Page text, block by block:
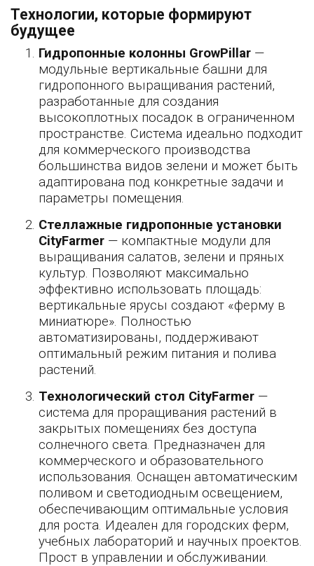
Технологии, которые формируют
будущее
Гидропонные колонны GrowPillar —
модульные вертикальные башни для
гидропонного выращивания растений,
разработанные для создания
высокоплотных посадок в ограниченном
пространстве. Система идеально подходит
для коммерческого производства
большинства видов зелени и может быть
адаптирована под конкретные задачи и
параметры помещения.
Стеллажные гидропонные установки
CityFarmer — компактные модули для
выращивания салатов, зелени и пряных
культур. Позволяют максимально
эффективно использовать площадь:
вертикальные ярусы создают «ферму в
миниатюре». Полностью
автоматизированы, поддерживают
оптимальный режим питания и полива
растений.
Технологический стол CityFarmer —
система для проращивания растений в
закрытых помещениях без доступа
солнечного света. Предназначен для
коммерческого и образовательного
использования. Оснащен автоматическим
поливом и светодиодным освещением,
обеспечивающим оптимальные условия
для роста. Идеален для городских ферм,
учебных лабораторий и научных проектов.
Прост в управлении и обслуживании.